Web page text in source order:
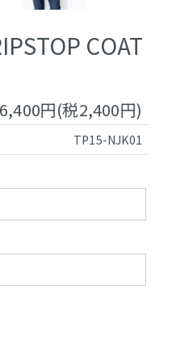
COAT
円(税2,400円)
TP15-NJK01